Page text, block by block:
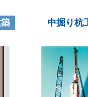
中掘り